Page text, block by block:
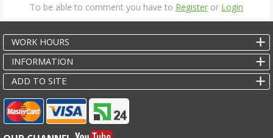
To be able to comment you have to Register or Login
WORK HOURS
INFORMATION
ADD TO SITE